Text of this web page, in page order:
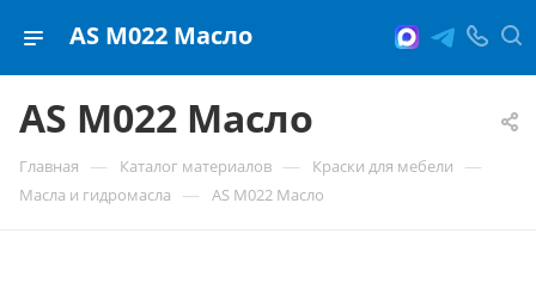
AS M022 Масло
AS M022 Масло
Главная — Каталог материалов — Краски для мебели —
Масла и гидромасла — AS M022 Масло